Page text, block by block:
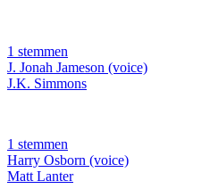
1 stemmen
J. Jonah Jameson (voice)
J.K. Simmons
1 stemmen
Harry Osborn (voice)
Matt Lanter